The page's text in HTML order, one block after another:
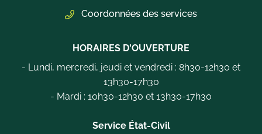
Coordonnées des services
HORAIRES D'OUVERTURE
- Lundi, mercredi, jeudi et vendredi : 8h30-12h30 et
13h30-17h30
- Mardi : 10h30-12h30 et 13h30-17h30
Service État-Civil